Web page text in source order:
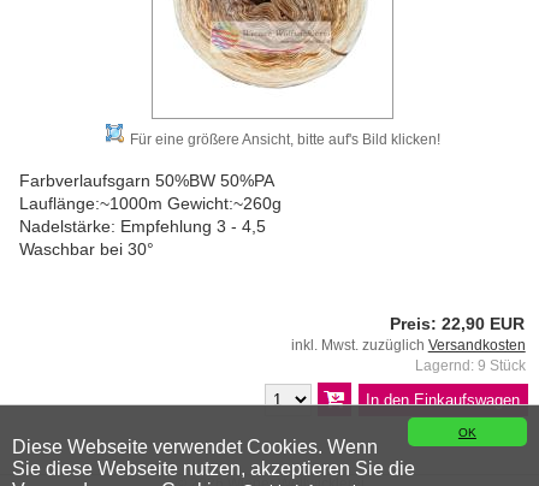
OK
Diese Webseite verwendet Cookies. Wenn
Sie diese Webseite nutzen, akzeptieren Sie die
Für eine größere Ansicht, bitte auf's Bild klicken!
Farbverlaufsgarn 50%BW 50%PA
Lauflänge:~1000m Gewicht:~260g
Nadelstärke: Empfehlung 3 - 4,5
Waschbar bei 30°
Preis: 22,90 EUR
inkl. Mwst. zuzüglich Versandkosten
Lagernd: 9 Stück